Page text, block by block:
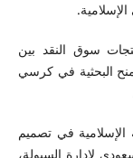
وشياد، فيصل (2014). منتجات سوق النقد بين
البحثية في كرسي
المالية الإسلامية في تصميم
لإدارة السيولة،